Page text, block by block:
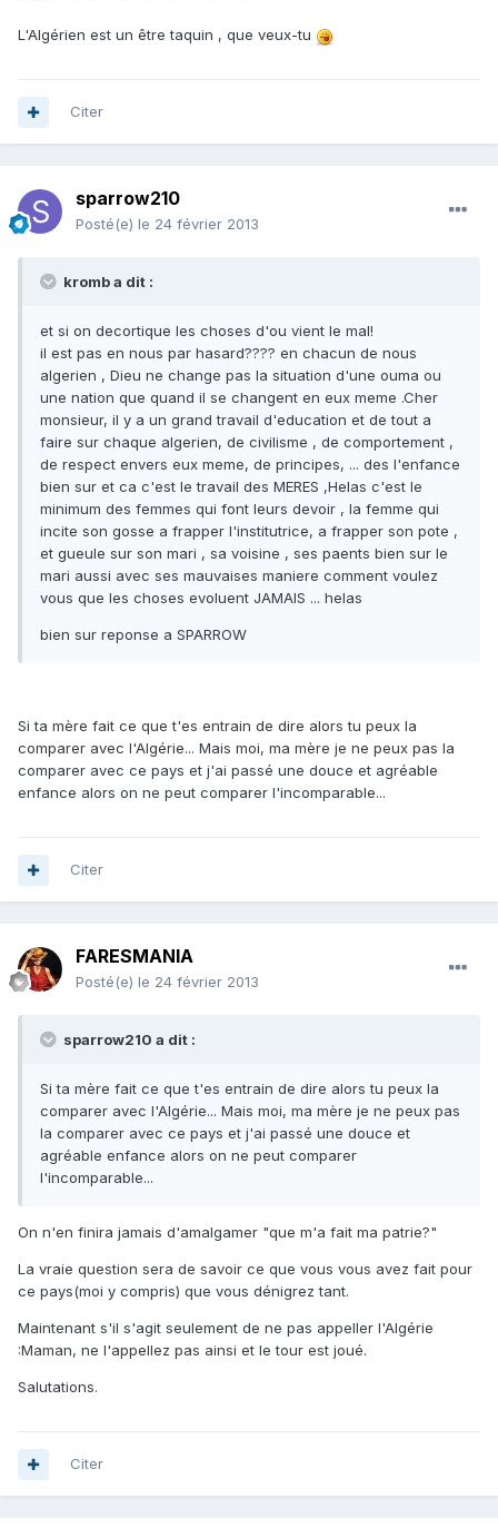
L'Algérien est un être taquin , que veux-tu
Citer
sparrow210
Posté(e) le 24 février 2013
kromb a dit :
et si on decortique les choses d'ou vient le mal!
il est pas en nous par hasard???? en chacun de nous
algerien , Dieu ne change pas la situation d'une ouma ou
une nation que quand il se changent en eux meme .Cher
monsieur, il y a un grand travail d'education et de tout a
faire sur chaque algerien, de civilisme , de comportement ,
de respect envers eux meme, de principes, ... des l'enfance
bien sur et ca c'est le travail des MERES ,Helas c'est le
minimum des femmes qui font leurs devoir , la femme qui
incite son gosse a frapper l'institutrice, a frapper son pote ,
et gueule sur son mari , sa voisine , ses paents bien sur le
mari aussi avec ses mauvaises maniere comment voulez
vous que les choses evoluent JAMAIS ... helas
bien sur reponse a SPARROW
Si ta mère fait ce que t'es entrain de dire alors tu peux la
comparer avec l'Algérie... Mais moi, ma mère je ne peux pas la
comparer avec ce pays et j'ai passé une douce et agréable
enfance alors on ne peut comparer l'incomparable...
Citer
FARESMANIA
Posté(e) le 24 février 2013
sparrow210 a dit :
Si ta mère fait ce que t'es entrain de dire alors tu peux la
comparer avec l'Algérie... Mais moi, ma mère je ne peux pas
la comparer avec ce pays et j'ai passé une douce et
agréable enfance alors on ne peut comparer
l'incomparable...
On n'en finira jamais d'amalgamer "que m'a fait ma patrie?"
La vraie question sera de savoir ce que vous vous avez fait pour
ce pays(moi y compris) que vous dénigrez tant.
Maintenant s'il s'agit seulement de ne pas appeller l'Algérie
:Maman, ne l'appellez pas ainsi et le tour est joué.
Salutations.
Citer